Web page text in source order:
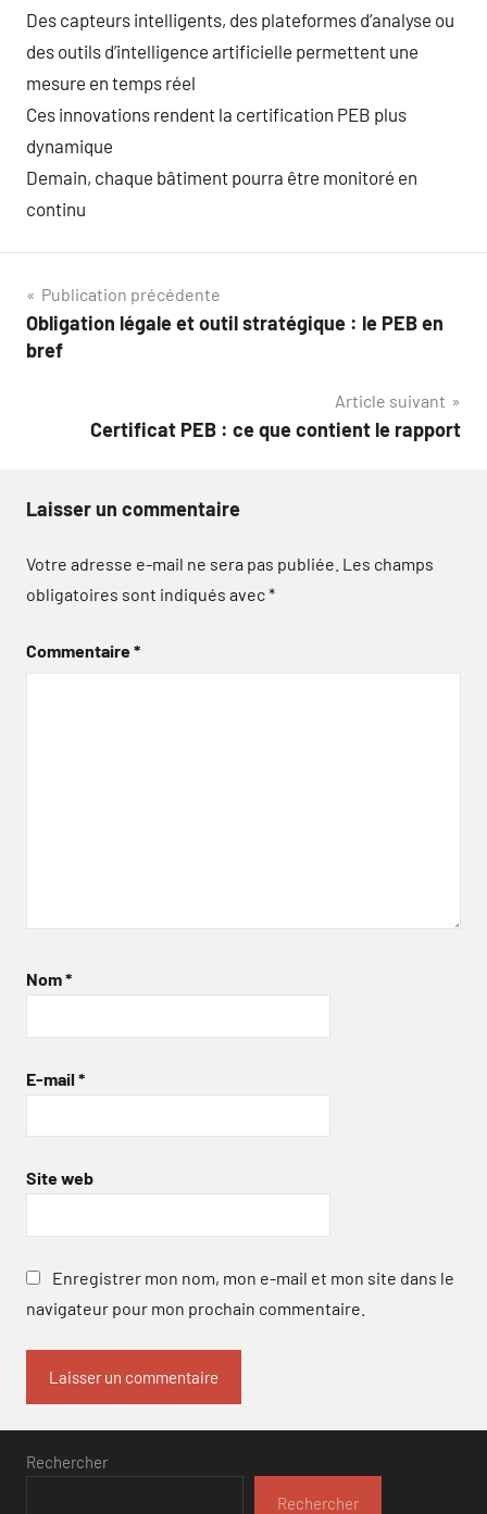
Des capteurs intelligents, des plateformes d’analyse ou
des outils d’intelligence artificielle permettent une
mesure en temps réel
Ces innovations rendent la certification PEB plus
dynamique
Demain, chaque bâtiment pourra être monitoré en
continu
Navigation
de
Publication précédente
Obligation légale et outil stratégique : le PEB en
bref
Article suivant
Certificat PEB : ce que contient le rapport
Laisser un commentaire
Votre adresse e-mail ne sera pas publiée. Les champs
obligatoires sont indiqués avec*
Commentaire*
Nom*
E-mail *
Site web
Enregistrer mon nom, mon e-mail et mon site dans le
navigateur pour mon prochain commentaire.
Rechercher
Rechercher